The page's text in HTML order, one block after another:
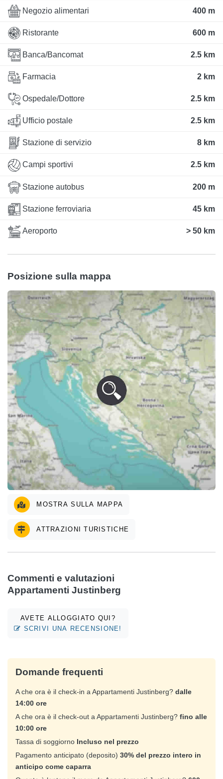
Negozio alimentari 400 m
Ristorante 600 m
Banca/Bancomat 2.5 km
Farmacia 2 km
Ospedale/Dottore 2.5 km
Ufficio postale 2.5 km
Stazione di servizio 8 km
Campi sportivi 2.5 km
Stazione autobus 200 m
Stazione ferroviaria 45 km
Aeroporto > 50 km
Posizione sulla mappa
MOSTRA SULLA MAPPA
ATTRAZIONI TURISTICHE
Commenti e valutazioni
Appartamenti Justinberg
AVETE ALLOGGIATO QUI?
SCRIVI UNA RECENSIONE!
Domande frequenti
A che ora è il check-in a Appartamenti Justinberg? dalle
14:00 ore
A che ora è il check-out a Appartamenti Justinberg? fino alle
10:00 ore
Tassa di soggiorno Incluso nel prezzo
Pagamento anticipato (deposito) 30% del prezzo intero in
anticipo come caparra